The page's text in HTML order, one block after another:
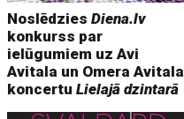
NoslēdziesDiena.lv
konkurss par
ielūgumiem uz Avi
Avitala un Omera Avitala
koncertuLielajā dzintarā